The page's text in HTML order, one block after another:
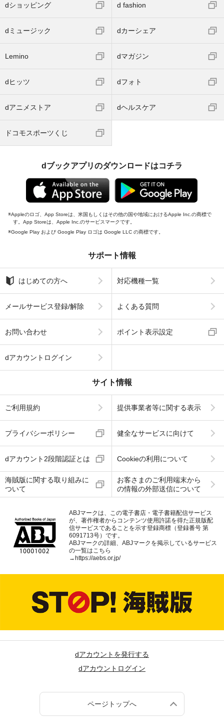
dショッピング d fashion
dミュージック dカーシェア
Lemino dマガジン
dヒッツ dフォト
dアニメストア dヘルスケア
ドコモスポーツくじ
dブックアプリのダウンロードはコチラ
Appleのロゴ、App Storeは、米国もしくはその他の国や地域におけるApple Inc.の商標で
す。App Storeは、Apple Inc.のサービスマークです。
Google Play および Google Play ロゴは Google LLC の商標です。
サポート情報
はじめての方へ 対応機種一覧
メールサービス登録/解除 よくある質問
お問い合わせ ポイント表示設定
dアカウントログイン
サイト情報
ご利用規約 提供事業者等に関する表示
プライバシーポリシー 健全なサービスに向けて
dアカウント2段階認証とは Cookieの利用について
海賊版に関する取り組みに
ついて
お客さまのご利用端末から
の情報の外部送信について
ABJマークは、この電子書店・電子書籍配信サービス
が、著作権者からコンテンツ使用許諾を得た正規版配
信サービスであることを示す登録商標（登録番号 第
6091713号）です。
ABJマークの詳細、ABJマークを掲示しているサービス
の一覧はこちら
→ https://aebs.or.jp/
dアカウントを発行する
dアカウントログイン
ページトップへ